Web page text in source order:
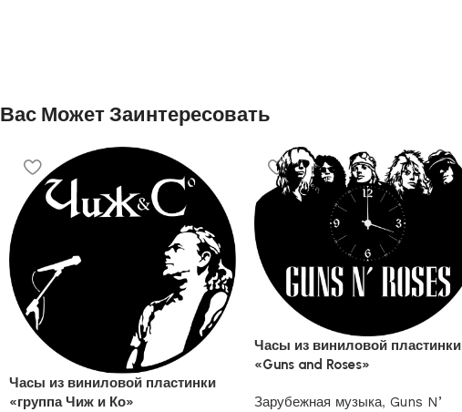
Вас Может Заинтересовать
Часы из виниловой пластинки
«группа Чиж и Ко»
Часы из виниловой пластинки
«Guns and Roses»
Зарубежная музыка, Guns N’